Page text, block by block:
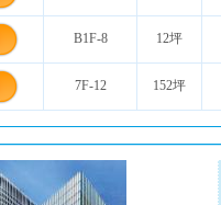
B1F-8 12坪
7F-12 152坪